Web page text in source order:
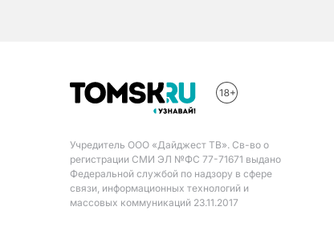
Учредитель ООО «Дайджест ТВ». Св-во о
регистрации СМИ ЭЛ №ФС 77-71671 выдано
Федеральной службой по надзору в сфере
связи, информационных технологий и
массовых коммуникаций 23.11.2017